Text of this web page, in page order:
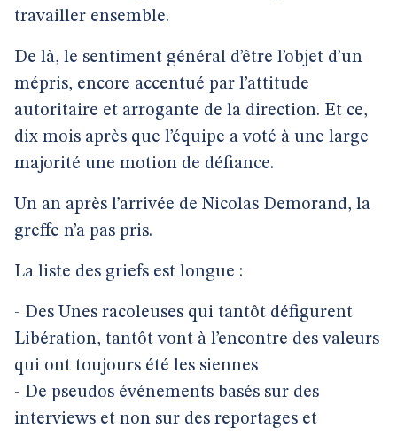
travailler ensemble.
De là, le sentiment général d’être l’objet d’un
mépris, encore accentué par l’attitude
autoritaire et arrogante de la direction. Et ce,
dix mois après que l’équipe a voté à une large
majorité une motion de défiance.
Un an après l’arrivée de Nicolas Demorand, la
greffe n’a pas pris.
La liste des griefs est longue :
- Des Unes racoleuses qui tantôt défigurent
Libération, tantôt vont à l’encontre des valeurs
qui ont toujours été les siennes
- De pseudos événements basés sur des
interviews et non sur des reportages et